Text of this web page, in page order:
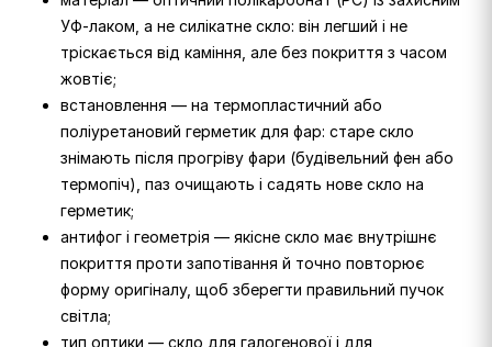
УФ-лаком, а не силікатне скло: він легший і не
тріскається від каміння, але без покриття з часом
жовтіє;
встановлення — на термопластичний або
поліуретановий герметик для фар: старе скло
знімають після прогріву фари (будівельний фен або
термопіч), паз очищають і садять нове скло на
герметик;
антифог і геометрія — якісне скло має внутрішнє
покриття проти запотівання й точно повторює
форму оригіналу, щоб зберегти правильний пучок
світла;
тип оптики — скло для галогенової і для